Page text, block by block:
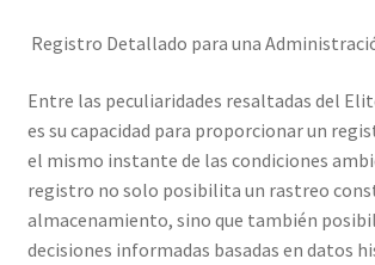
Registro Detallado para una
Entre las peculiaridades resaltadas del
es su capacidad para proporcionar un
el mismo instante de las condiciones
registro no solo posibilita un rastreo
almacenamiento, sino que también
decisiones informadas basadas en datos